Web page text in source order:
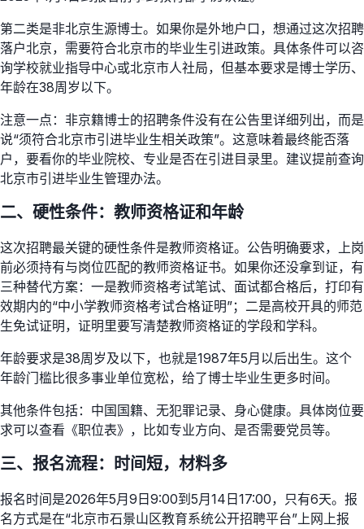
第二类是非北京生源博士。如果你是外地户口，想通过这次招聘
落户北京，需要符合北京市的毕业生引进政策。具体条件可以咨
询学校就业指导中心或北京市人社局，但基本要求是博士学历、
年龄在38周岁以下。
注意一点：非京籍博士的招聘条件没有在公告里详细列出，而是
说“须符合北京市引进毕业生相关政策”。这意味着最终能否落
户，要看你的毕业院校、专业是否在引进目录里。建议提前查询
北京市引进毕业生管理办法。
二、硬性条件：教师资格证和年龄
这次招聘最关键的硬性条件是教师资格证。公告明确要求，上岗
前必须持有与岗位匹配的教师资格证书。如果你还没拿到证，有
三种替代方案：一是教师资格考试笔试、面试都合格后，打印有
效期内的“中小学教师资格考试合格证明”；二是高校开具的师范
生免试证明，证明里要写清楚教师资格证的学段和学科。
年龄要求是38周岁及以下，也就是1987年5月以后出生。这个
年龄门槛比很多事业单位宽松，给了博士毕业生更多时间。
其他条件包括：中国国籍、无犯罪记录、身心健康。具体岗位要
求可以查看《职位表》，比如专业方向、是否需要党员等。
三、报名流程：时间短，材料多
报名时间是2026年5月9日9:00到5月14日17:00，只有6天。报
名方式是在“北京市石景山区教育系统公开招聘平台”上网上报